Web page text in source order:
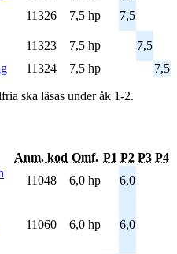
11326 7,5 hp
7,5
11323 7,5 hp
7,5
11324 7,5 hp 7,5
ska läsas under åk 1-2.
Anm. kod Omf. P1 P2 P3 P4
11048 6,0 hp
6,0
11060 6,0 hp 6,0